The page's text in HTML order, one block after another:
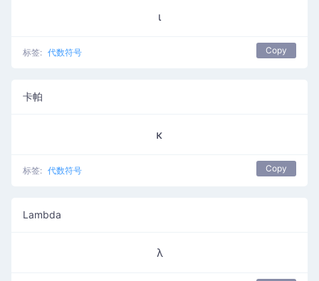
ι
标签: 代数符号 Copy
卡帕
κ
标签: 代数符号 Copy
Lambda
λ